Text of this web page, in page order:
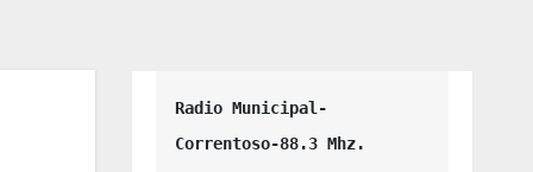
Radio Municipal-
Correntoso-88.3 Mhz.